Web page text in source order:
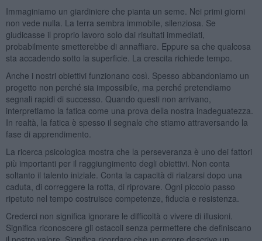
Immaginiamo un giardiniere che pianta un seme. Nei primi giorni
non vede nulla. La terra sembra immobile, silenziosa. Se
giudicasse il proprio lavoro solo dai risultati immediati,
probabilmente smetterebbe di annaffiare. Eppure sa che qualcosa
sta accadendo sotto la superficie. La crescita richiede tempo.
Anche i nostri obiettivi funzionano così. Spesso abbandoniamo un
progetto non perché sia impossibile, ma perché pretendiamo
segnali rapidi di successo. Quando questi non arrivano,
interpretiamo la fatica come una prova della nostra inadeguatezza.
In realtà, la fatica è spesso il segnale che stiamo attraversando la
fase di apprendimento.
La ricerca psicologica mostra che la perseveranza è uno dei fattori
più importanti per il raggiungimento degli obiettivi. Non conta
soltanto il talento iniziale. Conta la capacità di rialzarsi dopo una
caduta, di correggere la rotta, di riprovare. Ogni piccolo passo
ripetuto nel tempo costruisce competenze, fiducia e resistenza.
Crederci non significa ignorare le difficoltà o vivere di illusioni.
Significa riconoscere gli ostacoli senza permettere che definiscano